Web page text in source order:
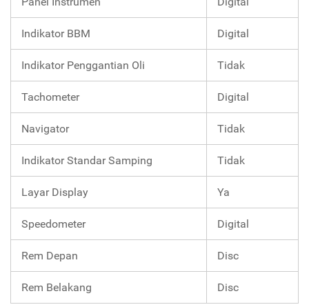
Indikator BBM Digital
Indikator Penggantian Oli Tidak
Tachometer Digital
Navigator Tidak
Indikator Standar Samping Tidak
Layar Display Ya
Speedometer Digital
Rem Depan Disc
Rem Belakang Disc